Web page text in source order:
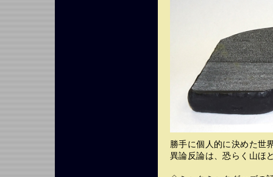
勝手に個人的に決めた世
異論反論は、恐らく山ほ